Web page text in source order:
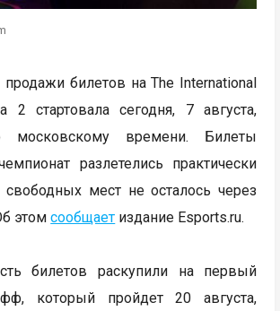
продажи билетов на The International
2 стартовала сегодня, 7 августа,
времени. Билеты
разлетелись практически
мест не осталось через
этомсообщает издание Esports.ru.
билетов раскупили на первый
который пройдет 20 августа,